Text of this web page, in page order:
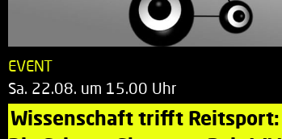
EVENT
Sa. 22.08. um 15.00 Uhr
Wissenschaft trifft Reitsport: